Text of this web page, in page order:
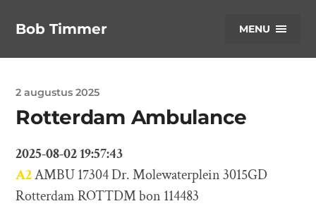
Bob Timmer MENU
2 augustus 2025
Rotterdam Ambulance
2025-08-02 19:57:43
A2AMBU 17304 Dr. Molewaterplein 3015GD
Rotterdam ROTTDM bon 114483